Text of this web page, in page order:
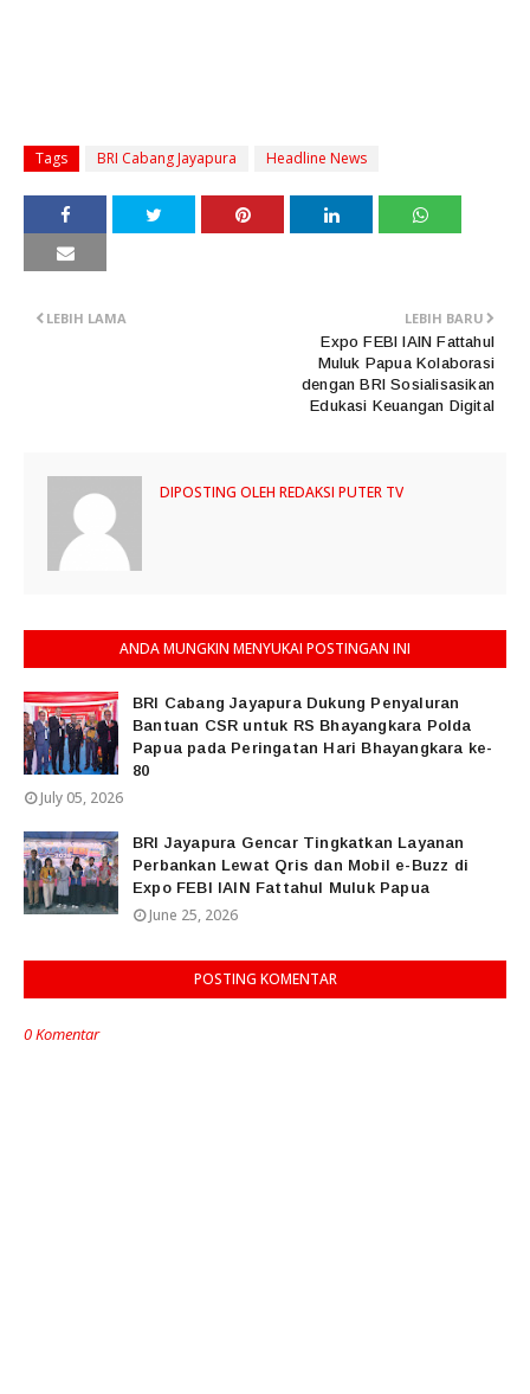
Tags BRI Cabang Jayapura Headline News
LEBIH BARU
Expo FEBI IAIN Fattahul
Muluk Papua Kolaborasi
dengan BRI Sosialisasikan
Edukasi Keuangan Digital
LEBIH LAMA
DIPOSTING OLEH REDAKSI PUTER TV
ANDA MUNGKIN MENYUKAI POSTINGAN INI
BRI Cabang Jayapura Dukung Penyaluran
Bantuan CSR untuk RS Bhayangkara Polda
Papua pada Peringatan Hari Bhayangkara ke-
80
July 05, 2026
BRI Jayapura Gencar Tingkatkan Layanan
Perbankan Lewat Qris dan Mobil e-Buzz di
Expo FEBI IAIN Fattahul Muluk Papua
June 25, 2026
POSTING KOMENTAR
0 Komentar